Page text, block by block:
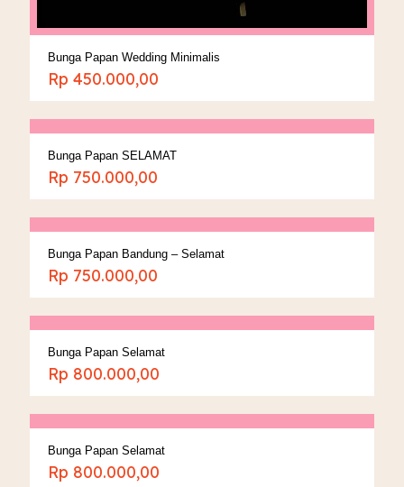
Bunga Papan Wedding Minimalis
Rp 450.000,00
Bunga Papan SELAMAT
Rp 750.000,00
Bunga Papan Bandung – Selamat
Rp 750.000,00
Bunga Papan Selamat
Rp 800.000,00
Bunga Papan Selamat
Rp 800.000,00